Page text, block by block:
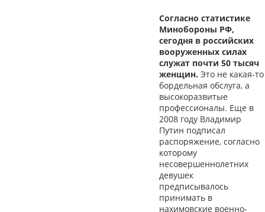
Согласно статистике
Минобороны РФ,
сегодня в российских
вооруженных силах
служат почти 50 тысяч
женщин. Это не какая-то
бордельная обслуга, а
высокоразвитые
профессионалы. Еще в
2008 году Владимир
Путин подписал
распоряжение, согласно
которому
несовершеннолетних
девушек
предписывалось
принимать в
нахимовские военно-